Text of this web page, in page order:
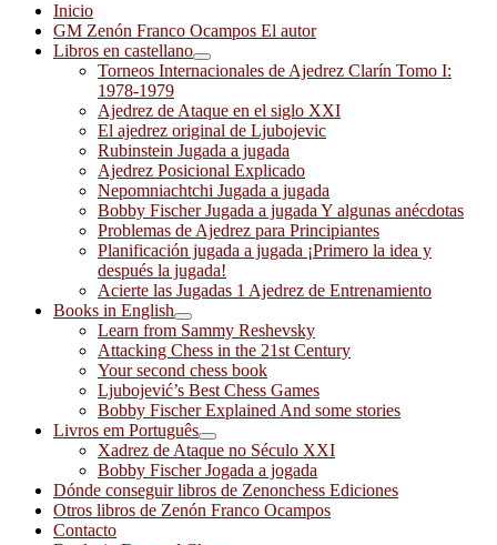
Inicio
GM Zenón Franco Ocampos El autor
Libros en castellano
Torneos Internacionales de Ajedrez Clarín Tomo I:
1978-1979
Ajedrez de Ataque en el siglo XXI
El ajedrez original de Ljubojevic
Rubinstein Jugada a jugada
Ajedrez Posicional Explicado
Nepomniachtchi Jugada a jugada
Bobby Fischer Jugada a jugada Y algunas anécdotas
Problemas de Ajedrez para Principiantes
Planificación jugada a jugada ¡Primero la idea y
después la jugada!
Acierte las Jugadas 1 Ajedrez de Entrenamiento
Books in English
Learn from Sammy Reshevsky
Attacking Chess in the 21st Century
Your second chess book
Ljubojević’s Best Chess Games
Bobby Fischer Explained And some stories
Livros em Português
Xadrez de Ataque no Século XXI
Bobby Fischer Jogada a jogada
Dónde conseguir libros de Zenonchess Ediciones
Otros libros de Zenón Franco Ocampos
Contacto